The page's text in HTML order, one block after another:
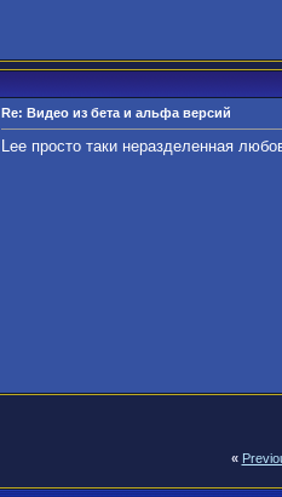
Re: Видео из бета и альфа версий
Lee просто таки неразделенная
«